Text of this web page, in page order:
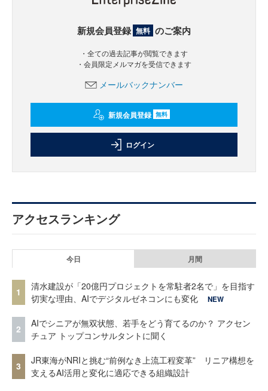
新規会員登録 無料 のご案内
・全ての過去記事が閲覧できます
・会員限定メルマガを受信できます
メールバックナンバー
新規会員登録 無料
ログイン
アクセスランキング
今日 月間
1
清水建設が「20億円プロジェクトを常駐者2名で」を目指す
切実な理由、AIでデジタルゼネコンにも変化
NEW
2
AIでシニアが無双状態、若手をどう育てるのか？ アクセン
チュア トップコンサルタントに聞く
3
JR東海がNRIと挑む“前例なき上流工程変革” リニア構想を
支えるAI活用と変化に適応できる組織設計